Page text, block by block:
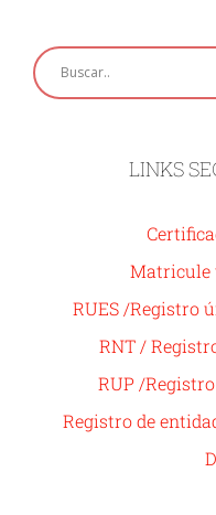
LINKS
Matricule
RUES /Registro
RNT /
RUP /
Registro de